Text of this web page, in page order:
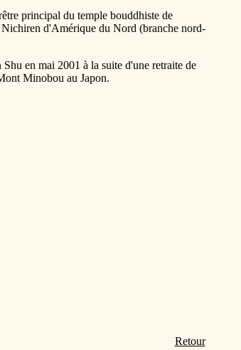
principal du temple bouddhiste de
d'Amérique du Nord (branche nord-
en mai 2001 à la suite d'une retraite de
Minobou au Japon.
Retour